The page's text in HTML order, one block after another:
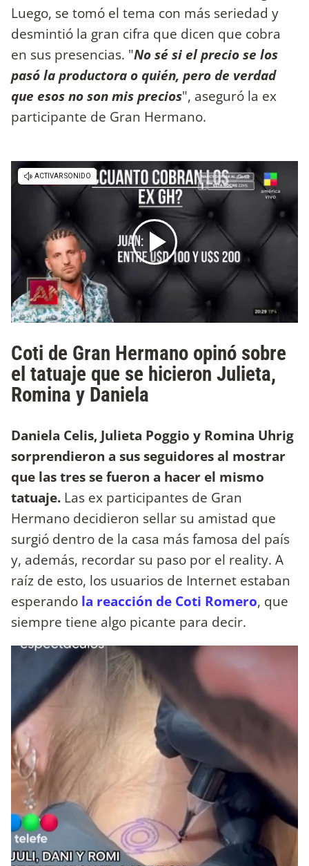
Luego, se tomó el tema con más seriedad y
desmintió la gran cifra que dicen que cobra
en sus presencias. "No sé si el precio se los
pasó la productora o quién, pero de verdad
que esos no son mis precios", aseguró la ex
participante de Gran Hermano.
Coti de Gran Hermano opinó sobre
el tatuaje que se hicieron Julieta,
Romina y Daniela
Daniela Celis, Julieta Poggio y Romina Uhrig
sorprendieron a sus seguidores al mostrar
que las tres se fueron a hacer el mismo
tatuaje. Las ex participantes de Gran
Hermano decidieron sellar su amistad que
surgió dentro de la casa más famosa del país
y, además, recordar su paso por el reality. A
raíz de esto, los usuarios de Internet estaban
esperando la reacción de Coti Romero, que
siempre tiene algo picante para decir.